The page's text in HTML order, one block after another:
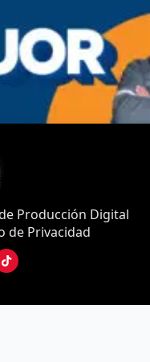
Producción Digital
de Privacidad